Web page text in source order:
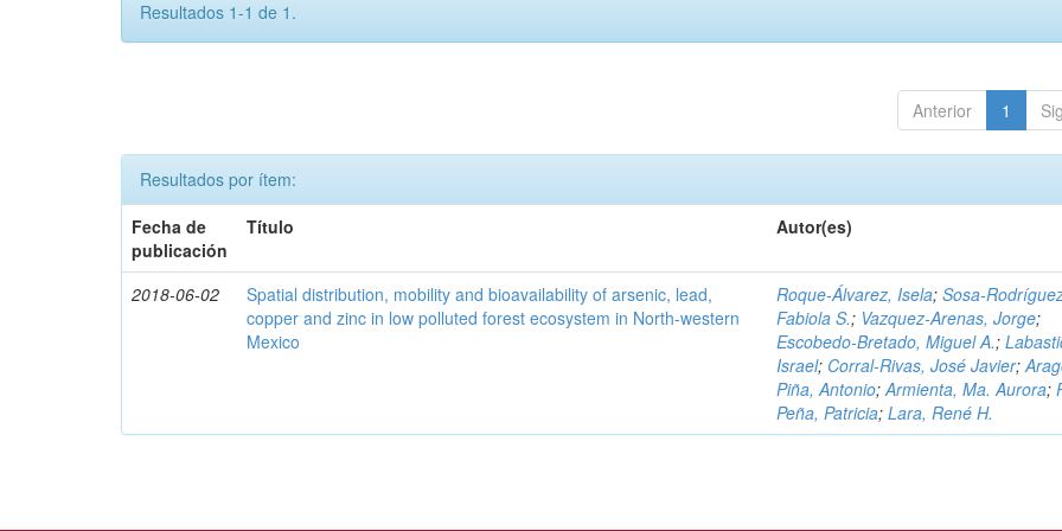
Resultados 1-1 de 1.
Anterior 1
Resultados por ítem:
Fecha de
publicación
Título Autor(es)
2018-06-02
Spatial distribution, mobility and bioavailability of arsenic, lead,
copper and zinc in low polluted forest ecosystem in North-western
Mexico
Roque-Álvarez, Isela;Sosa-
Fabiola S.; Vazquez-Arenas, Jorge;
Escobedo-Bretado, Miguel A.;
Israel; Corral-Rivas, José Javier;
Piña, Antonio;Armienta, Ma. Aurora;
Peña, Patricia;Lara, René H.